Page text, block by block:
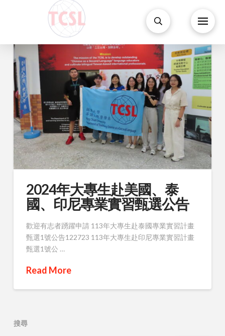
2024年大專生赴美國、泰
國、印尼專業實習甄選公告
歡迎有志者踴躍申請 113年大專生赴泰國專業實習計畫
甄選1號公告122723 113年大專生赴印尼專業實習計畫
甄選1號公 …
Read More
搜尋